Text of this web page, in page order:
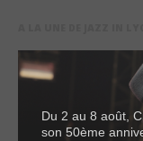
Du 2 au 8 août,
son 50ème